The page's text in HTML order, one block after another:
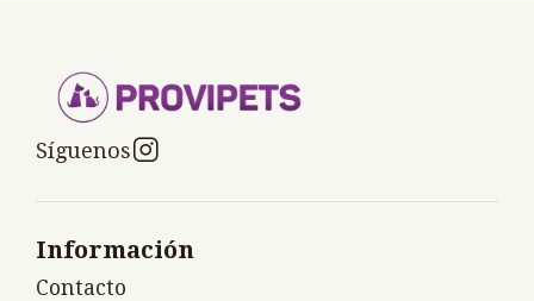
Síguenos
Información
Contacto